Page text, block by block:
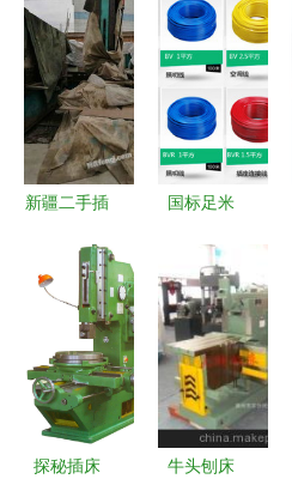
求购、回收
与供应全攻
略
新疆二手插
购、回收、
供应与出售
的一站式信
息平台
国标足米
铜芯线 品
质之选，电
气安全的坚
实保障
探秘插床 牛头刨床